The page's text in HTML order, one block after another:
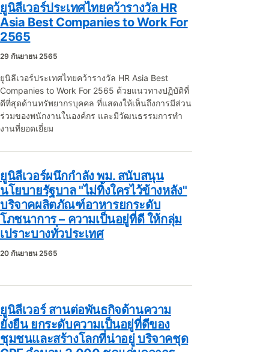
ยูนิลีเวอร์ประเทศไทยคว้ารางวัล HR
Asia Best Companies to Work For
2565
29 กันยายน 2565
ยูนิลีเวอร์ประเทศไทยคว้ารางวัล HR Asia Best
Companies to Work For 2565 ด้วยแนวทางปฏิบัติที่
ดีที่สุดด้านทรัพยากรบุคคล ที่แสดงให้เห็นถึงการมีส่วน
ร่วมของพนักงานในองค์กร และมีวัฒนธรรมการทํา
งานที่ยอดเยี่ยม
ยูนิลีเวอร์ผนึกกำลัง พม. สนับสนุน
นโยบายรัฐบาล "ไม่ทิ้งใครไว้ข้างหลัง"
บริจาคผลิตภัณฑ์อาหารยกระดับ
โภชนาการ – ความเป็นอยู่ที่ดี ให้กลุ่ม
เปราะบางทั่วประเทศ
20 กันยายน 2565
ยูนิลีเวอร์ สานต่อพันธกิจด้านความ
ยั่งยืน ยกระดับความเป็นอยู่ที่ดีของ
ชุมชนและสร้างโลกที่น่าอยู่ บริจาคชุด